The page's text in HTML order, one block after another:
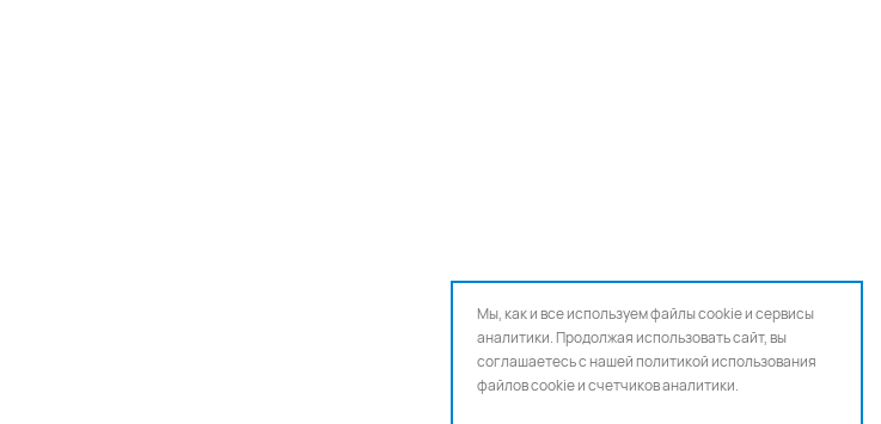
Мы, как и все используем файлы cookie и сервисы
аналитики. Продолжая использовать сайт, вы
соглашаетесь с нашейполитикой использования
файлов cookie и счетчиков аналитики.